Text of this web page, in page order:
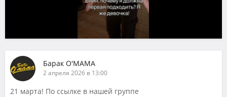
Барак О'МАМА
2 апреля 2026 в 13:00
21 марта! По ссылке в нашей группе